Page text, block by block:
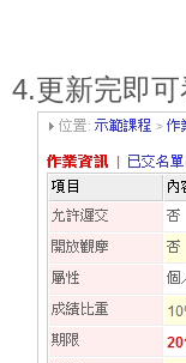
4.更新完即可